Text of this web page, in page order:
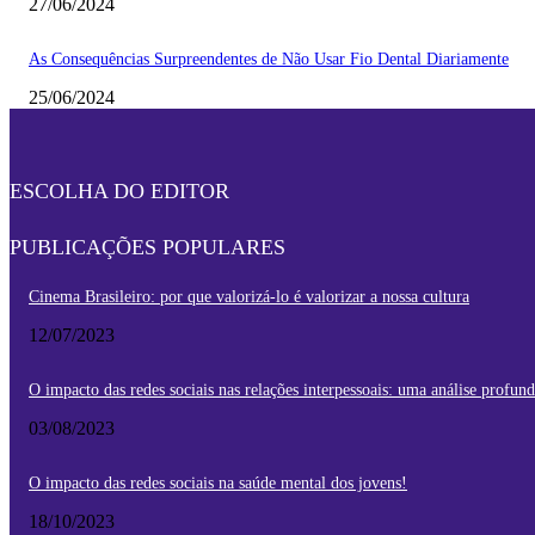
27/06/2024
As Consequências Surpreendentes de Não Usar Fio Dental Diariamente
25/06/2024
ESCOLHA DO EDITOR
PUBLICAÇÕES POPULARES
Cinema Brasileiro: por que valorizá-lo é valorizar a nossa cultura
12/07/2023
O impacto das redes sociais nas relações interpessoais: uma análise
03/08/2023
O impacto das redes sociais na saúde mental dos jovens!
18/10/2023